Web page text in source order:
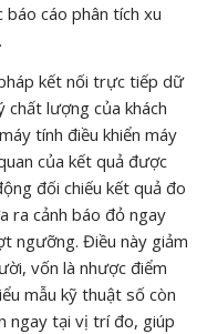
cáo phân tích xu
kết nối trực tiếp dữ
chất lượng của khách
tính điều khiển máy
của kết quả được
đối chiếu kết quả đo
ra cảnh báo đỏ ngay
ngưỡng. Điều này giảm
vốn là nhược điểm
mẫu kỹ thuật số còn
ngay tại vị trí đo, giúp